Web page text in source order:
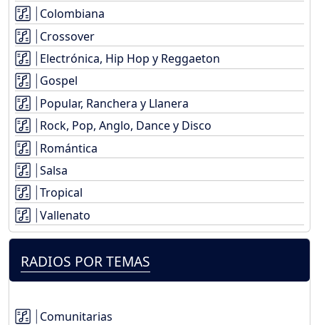
Colombiana
Crossover
Electrónica, Hip Hop y Reggaeton
Gospel
Popular, Ranchera y Llanera
Rock, Pop, Anglo, Dance y Disco
Romántica
Salsa
Tropical
Vallenato
RADIOS POR TEMAS
Comunitarias